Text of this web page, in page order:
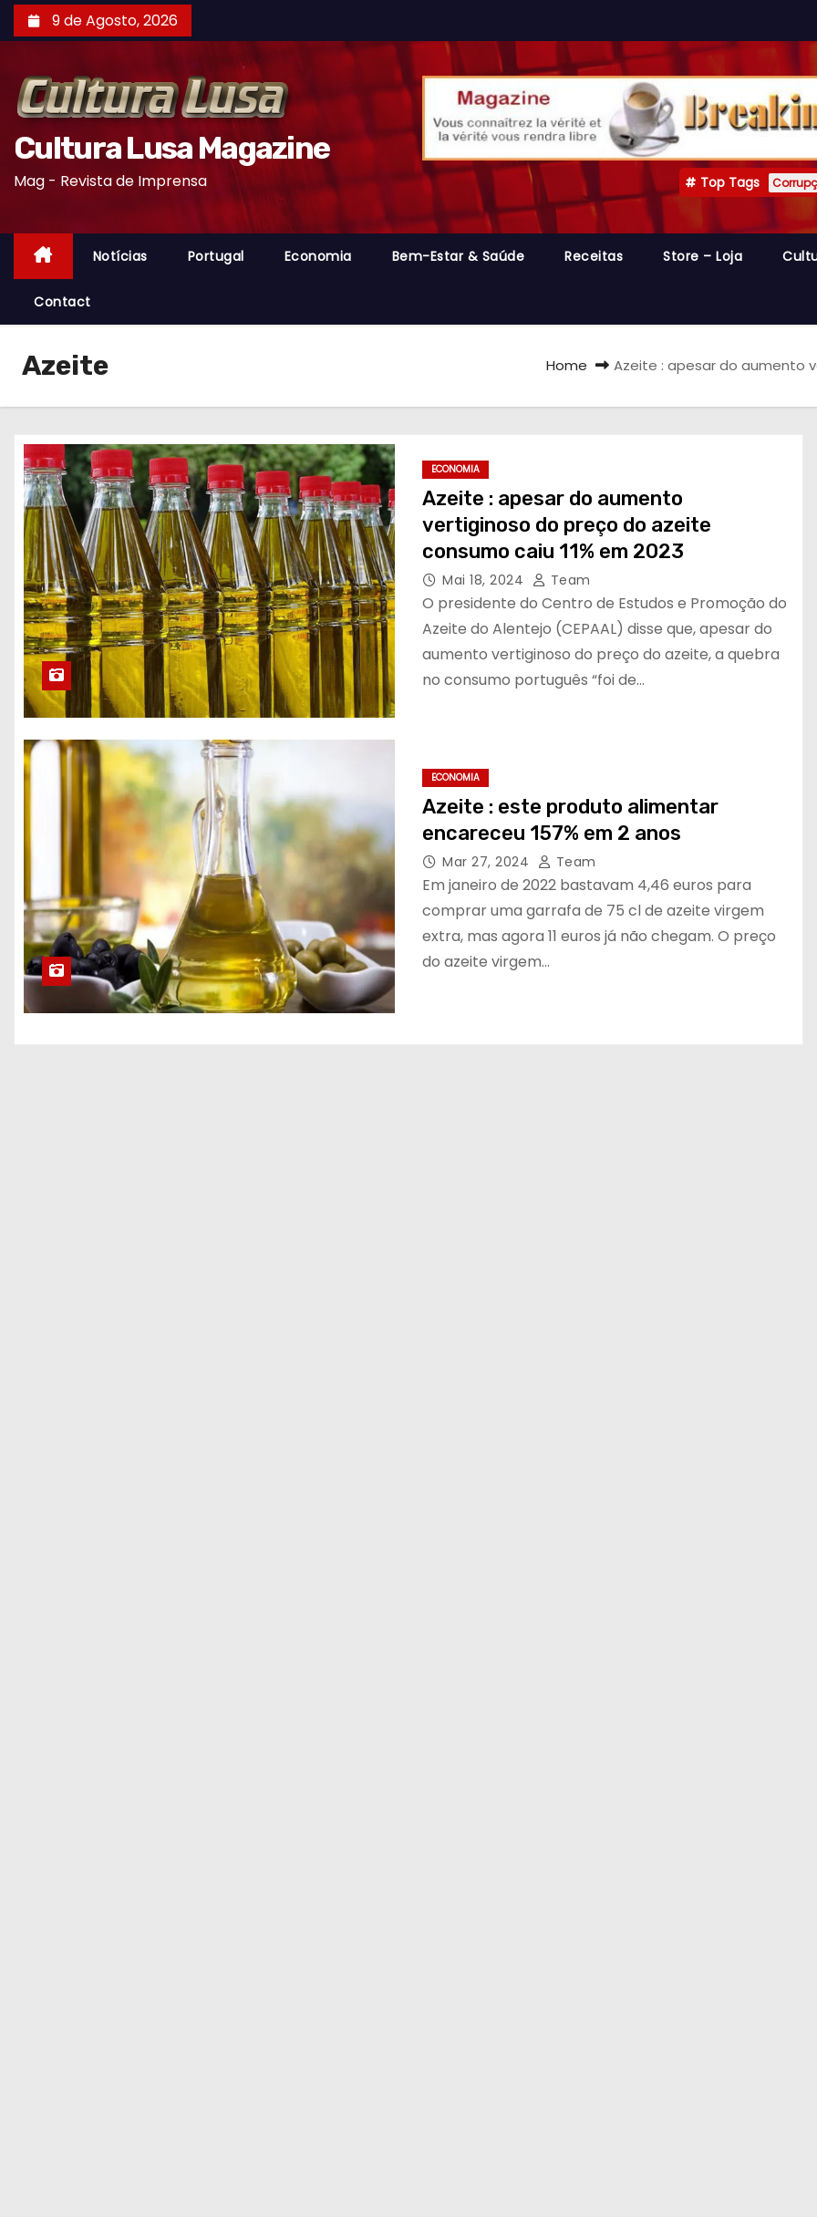
k
9 de Agosto, 2026
Cultura Lusa Magazine
Mag - Revista de Imprensa Top Tags
Notícias Portugal Economia Bem-Estar & Saúde Receitas Store – Loja
Contact
Azeite Home Azeite : apesar do aumento
ECONOMIA
Azeite : apesar do aumento
vertiginoso do preço do azeite
consumo caiu 11% em 2023
Mai 18, 2024 Team
O presidente do Centro de Estudos e Promoção do
Azeite do Alentejo (CEPAAL) disse que, apesar do
aumento vertiginoso do preço do azeite, a quebra
no consumo português “foi de…
ECONOMIA
Azeite : este produto alimentar
encareceu 157% em 2 anos
Mar 27, 2024 Team
Em janeiro de 2022 bastavam 4,46 euros para
comprar uma garrafa de 75 cl de azeite virgem
extra, mas agora 11 euros já não chegam. O preço
do azeite virgem…